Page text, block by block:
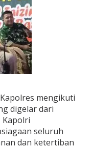
mengikuti
digelar dari
Kapolri
seluruh
dan ketertiban